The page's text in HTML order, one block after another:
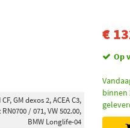
GM dexos 2, ACEA C3,
/ 071, VW 502.00,
BMW Longlife-04
€
Op
binnen